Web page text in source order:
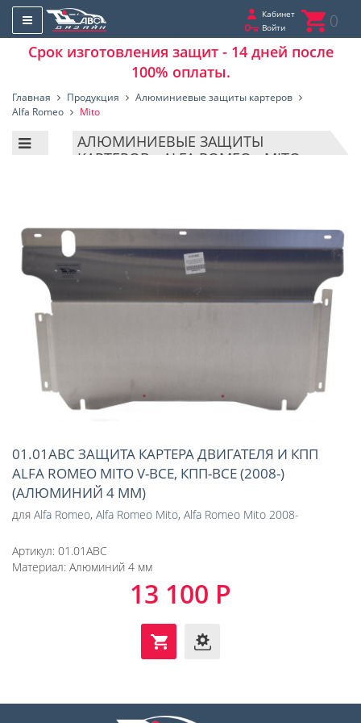
Кабинет
Войти
0
Срок изготовления защит - 14 дней после
100% оплаты.
Главная Продукция
Алюминиевые защиты картеров
Alfa Romeo
Mito
АЛЮМИНИЕВЫЕ ЗАЩИТЫ
КАРТЕРОВ - ALFA ROMEO - MITO
01.01ABC ЗАЩИТА КАРТЕРА ДВИГАТЕЛЯ И КПП
ALFA ROMEO MITO V-ВСЕ, КПП-ВСЕ (2008-)
(АЛЮМИНИЙ 4 ММ)
для Alfa Romeo, Alfa Romeo Mito, Alfa Romeo Mito 2008-
Артикул: 01.01ABC
Материал: Алюминий 4 мм
13 100 Р